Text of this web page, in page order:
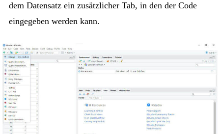
dem Datensatz ein zusätzlicher Tab, in den der Code
eingegeben werden kann.